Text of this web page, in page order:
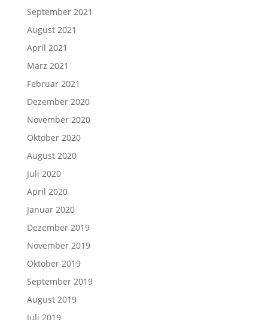
September 2021
August 2021
April 2021
März 2021
Februar 2021
Dezember 2020
November 2020
Oktober 2020
August 2020
Juli 2020
April 2020
Januar 2020
Dezember 2019
November 2019
Oktober 2019
September 2019
August 2019
Juli 2019